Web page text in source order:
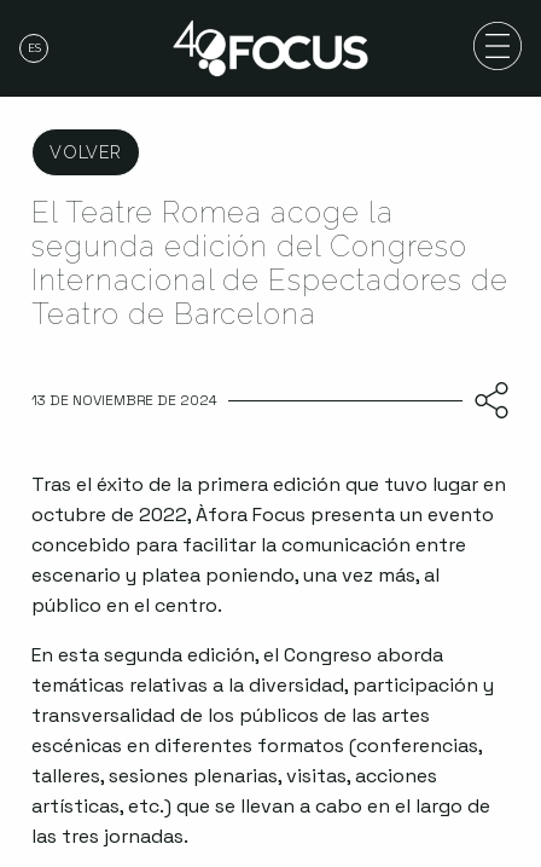
ES
VOLVER
El Teatre Romea acoge la
segunda edición del Congreso
Internacional de Espectadores de
Teatro de Barcelona
13 DE NOVIEMBRE DE 2024
Tras el éxito de la primera edición que tuvo lugar en
octubre de 2022, Àfora Focus presenta un evento
concebido para facilitar la comunicación entre
escenario y platea poniendo, una vez más, al
público en el centro.
En esta segunda edición, el Congreso aborda
temáticas relativas a la diversidad, participación y
transversalidad de los públicos de las artes
escénicas en diferentes formatos (conferencias,
talleres, sesiones plenarias, visitas, acciones
artísticas, etc.) que se llevan a cabo en el largo de
las tres jornadas.